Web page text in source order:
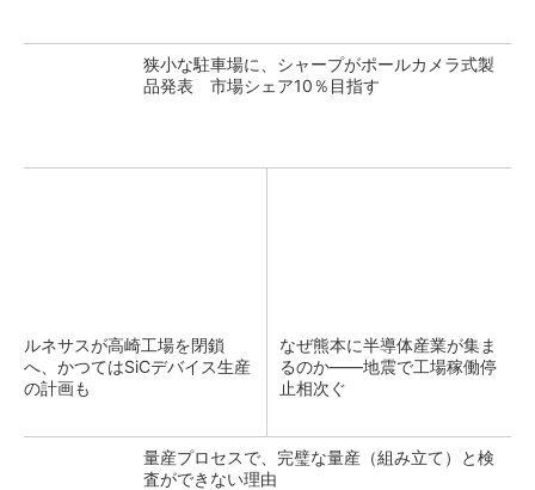
狭小な駐車場に、シャープがポールカメラ式製
品発表 市場シェア10％目指す
ルネサスが高崎工場を閉鎖
へ、かつてはSiCデバイス生産
の計画も
なぜ熊本に半導体産業が集ま
るのか――地震で工場稼働停
止相次ぐ
量産プロセスで、完璧な量産（組み立て）と検
査ができない理由